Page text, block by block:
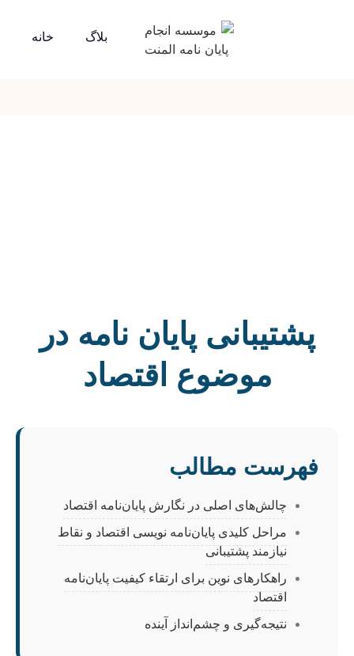
خانه بلاگ
پشتیبانی پایان نامه در
موضوع اقتصاد
فهرست مطالب
چالش‌های اصلی در نگارش پایان‌نامه اقتصاد
مراحل کلیدی پایان‌نامه نویسی اقتصاد و نقاط
نیازمند پشتیبانی
راهکارهای نوین برای ارتقاء کیفیت پایان‌نامه
اقتصاد
نتیجه‌گیری و چشم‌انداز آینده